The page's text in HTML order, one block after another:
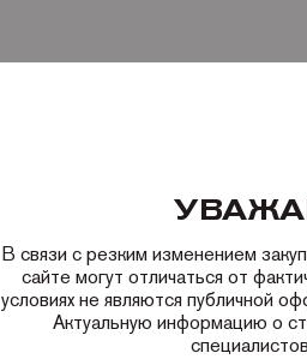
В связи с резким изменением
сайте могут отличаться от
условиях не являются публичной
Актуальную информацию о